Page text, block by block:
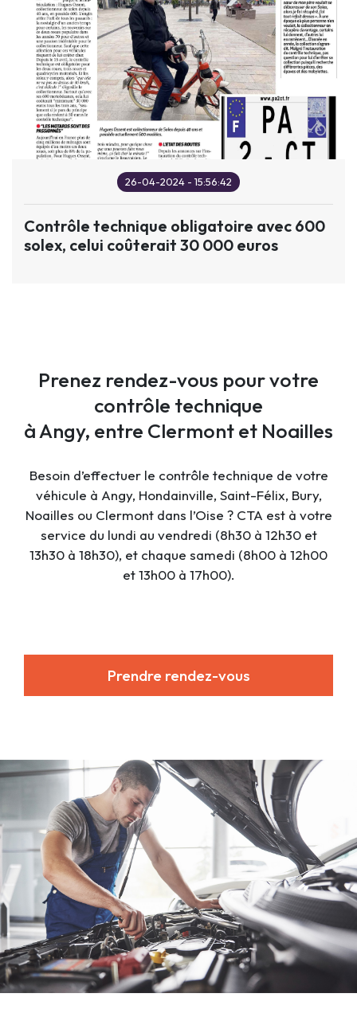
26-04-2024 - 15:56:42
Contrôle technique obligatoire avec 600
solex, celui coûterait 30 000 euros
Prenez rendez-vous pour votre
contrôle technique
à Angy, entre Clermont et Noailles
Besoin d’effectuer le contrôle technique de votre
véhicule à Angy, Hondainville, Saint-Félix, Bury,
Noailles ou Clermont dans l’Oise ? CTA est à votre
service du lundi au vendredi (8h30 à 12h30 et
13h30 à 18h30), et chaque samedi (8h00 à 12h00
et 13h00 à 17h00).
Prendre rendez-vous